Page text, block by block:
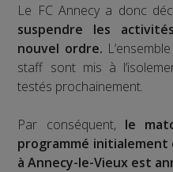
Le FC Annecy a donc
suspendre les
nouvel ordre.
staff sont mis à
testés prochainement.
Par conséquent,le
programmé initialement
à Annecy-le-Vieux est